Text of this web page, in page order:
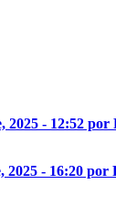
2025 - 12:52 por
2025 - 16:20